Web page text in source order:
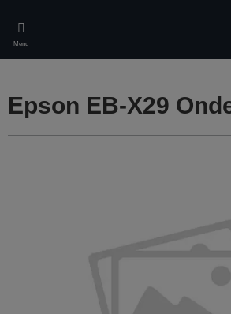
main
content
Menu
Epson EB-X29